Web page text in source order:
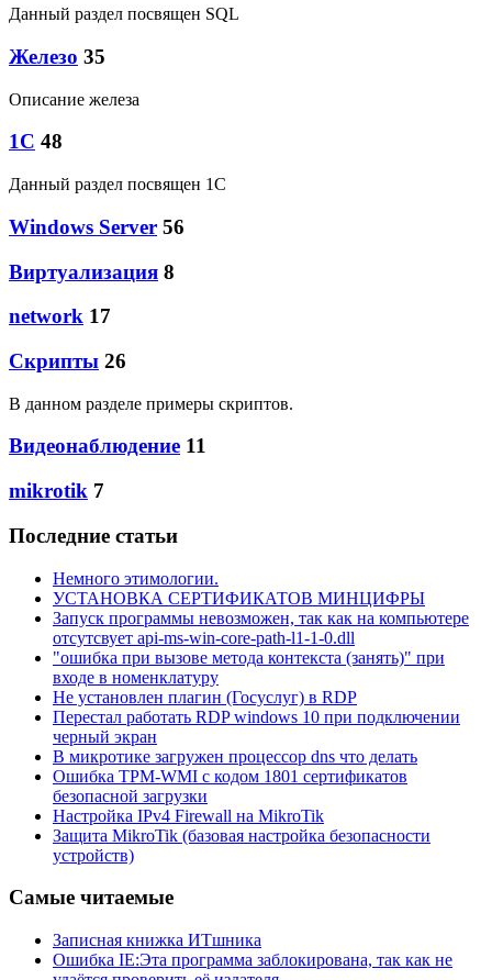
Данный раздел посвящен SQL
Железо 35
Описание железа
1C 48
Данный раздел посвящен 1С
Windows Server 56
Виртуализация 8
network 17
Скрипты 26
В данном разделе примеры скриптов.
Видеонаблюдение 11
mikrotik 7
Последние статьи
Немного этимологии.
УСТАНОВКА СЕРТИФИКАТОВ МИНЦИФРЫ
Запуск программы невозможен, так как на компьютере
отсутсвует api-ms-win-core-path-l1-1-0.dll
"ошибка при вызове метода контекста (занять)" при
входе в номенклатуру
Не установлен плагин (Госуслуг) в RDP
Перестал работать RDP windows 10 при подключении
черный экран
В микротике загружен процессор dns что делать
Ошибка TPM-WMI с кодом 1801 сертификатов
безопасной загрузки
Настройка IPv4 Firewall на MikroTik
Защита MikroTik (базовая настройка безопасности
устройств)
Самые читаемые
Записная книжка ИТшника
Ошибка IE:Эта программа заблокирована, так как не